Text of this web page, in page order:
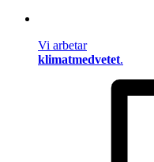
Vi arbetar
klimatmedvetet.